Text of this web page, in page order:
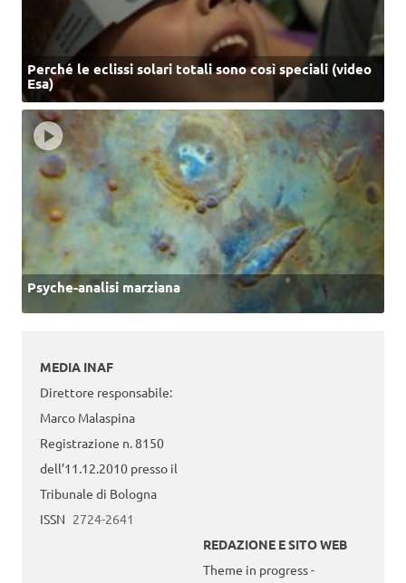
Perché le eclissi solari totali sono così speciali (video
Esa)
Psyche-analisi marziana
MEDIA INAF
Direttore responsabile:
Marco Malaspina
Registrazione n. 8150
dell’11.12.2010 presso il
Tribunale di Bologna
ISSN 2724-2641
REDAZIONE E SITO WEB
Theme in progress -